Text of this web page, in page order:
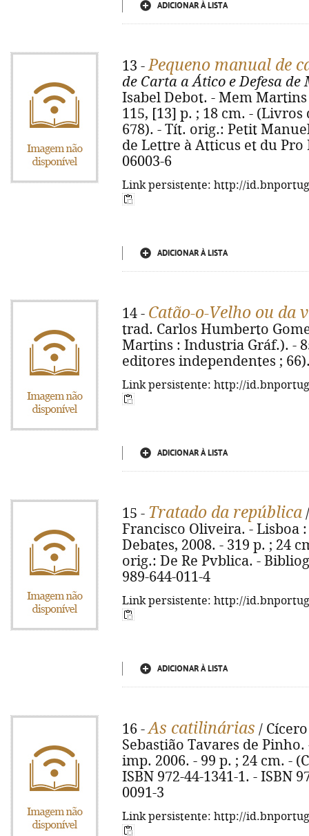
ADICIONAR À LISTA
13 -Pequeno manual de
de Carta a Ático e Defesa de
Isabel Debot. - Mem
115, [13] p. ; 18 cm. -
678). - Tít. orig.: Petit
de Lettre à Atticus et du Pro
06003-6
Link persistente: http://
ADICIONAR À LISTA
14 - Catão-o-Velho ou da
trad. Carlos Humberto
Martins : Industria Gráf.). -
editores independentes ;
Link persistente: http://
ADICIONAR À LISTA
15 - Tratado da república
Francisco Oliveira. - Lisboa
Debates, 2008. - 319 p. ; 24
orig.: De Re Pvblica. -
989-644-011-4
Link persistente: http://
ADICIONAR À LISTA
16 -As catilinárias /
Sebastião Tavares de Pinho.
imp. 2006. - 99 p. ; 24 cm. -
ISBN 972-44-1341-1. - ISBN
0091-3
Link persistente: http://